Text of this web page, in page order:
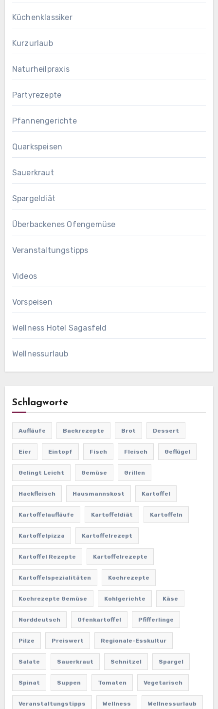
Küchenklassiker
Kurzurlaub
Naturheilpraxis
Partyrezepte
Pfannengerichte
Quarkspeisen
Sauerkraut
Spargeldiät
Überbackenes Ofengemüse
Veranstaltungstipps
Videos
Vorspeisen
Wellness Hotel Sagasfeld
Wellnessurlaub
Schlagworte
Aufläufe Backrezepte Brot Dessert
Eier Eintopf Fisch Fleisch Geflügel
Gelingt Leicht Gemüse Grillen
Hackfleisch Hausmannskost Kartoffel
Kartoffelaufläufe Kartoffeldiät Kartoffeln
Kartoffelpizza Kartoffelrezept
Kartoffel Rezepte Kartoffelrezepte
Kartoffelspezialitäten Kochrezepte
Kochrezepte Gemüse Kohlgerichte Käse
Norddeutsch Ofenkartoffel Pfifferlinge
Pilze Preiswert Regionale-Esskultur
Salate Sauerkraut Schnitzel Spargel
Spinat Suppen Tomaten Vegetarisch
Veranstaltungstipps Wellness Wellnessurlaub